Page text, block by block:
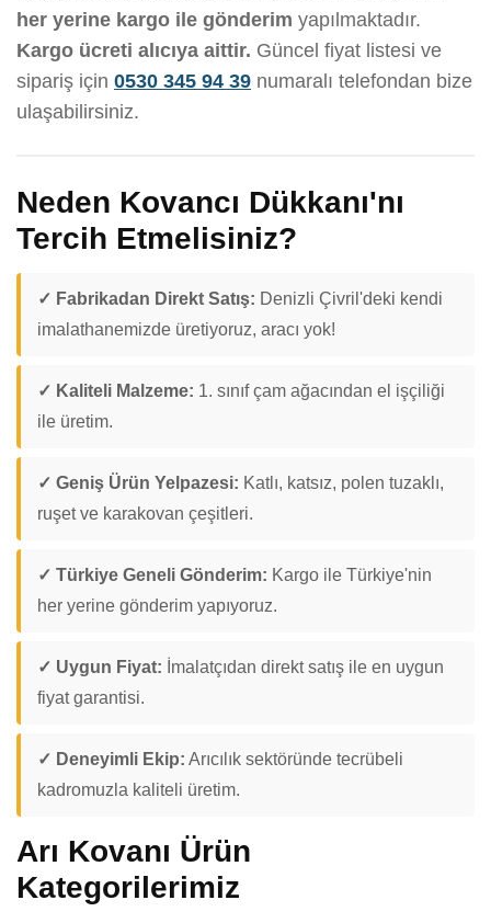
her yerine kargo ile gönderim yapılmaktadır.
Kargo ücreti alıcıya aittir. Güncel fiyat listesi ve
sipariş için 0530 345 94 39 numaralı telefondan bize
ulaşabilirsiniz.
Neden Kovancı Dükkanı'nı
Tercih Etmelisiniz?
✓ Fabrikadan Direkt Satış: Denizli Çivril'deki kendi
imalathanemizde üretiyoruz, aracı yok!
✓ Kaliteli Malzeme: 1. sınıf çam ağacından el işçiliği
ile üretim.
✓ Geniş Ürün Yelpazesi: Katlı, katsız, polen tuzaklı,
ruşet ve karakovan çeşitleri.
✓ Türkiye Geneli Gönderim: Kargo ile Türkiye'nin
her yerine gönderim yapıyoruz.
✓ Uygun Fiyat: İmalatçıdan direkt satış ile en uygun
fiyat garantisi.
✓ Deneyimli Ekip: Arıcılık sektöründe tecrübeli
kadromuzla kaliteli üretim.
Arı Kovanı Ürün
Kategorilerimiz